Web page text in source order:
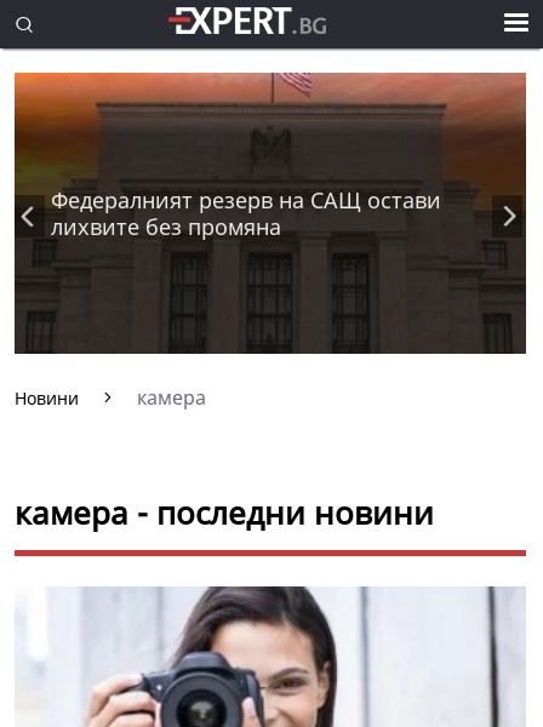
Федералният резерв на САЩ остави
лихвите без промяна
Новини камера
камера - последни новини